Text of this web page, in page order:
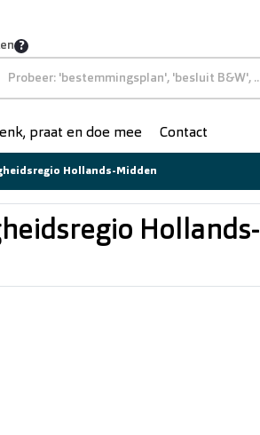
praat en doe mee Contact
Hollands-Midden
Hollands-